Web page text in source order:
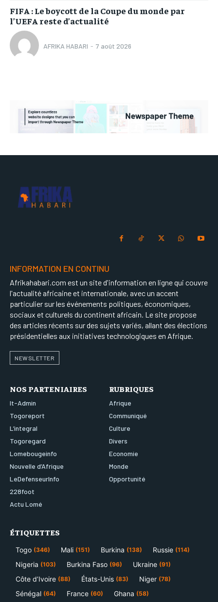
FIFA : Le boycott de la Coupe du monde par
l’UEFA reste d’actualité
AFRIKA HABARI - 7 août 2026
INFORMATION EN CONTINU
Afrikahabari.com est un site d'information en ligne qui couvre
l'actualité africaine et internationale, avec un accent
particulier sur les événements politiques, économiques,
sociaux et culturels du continent africain. Le site propose
des articles récents sur des sujets variés, allant des élections
présidentielles aux initiatives technologiques en Afrique.
NEWSLETTER
NOS PARTENIAIRES
It-Admin
Togoreport
L’integral
Togoregard
Lomebougeinfo
Nouvelle d’Afrique
LeDefenseurInfo
228foot
Actu Lomé
RUBRIQUES
Afrique
Communiqué
Culture
Divers
Economie
Monde
Opportunité
ÉTIQUETTES
Togo (346) Mali (151) Burkina (138) Russie (114)
Nigeria (103) Burkina Faso (96) Ukraine (91)
Côte d’Ivoire (88) États-Unis (83) Niger (78)
Sénégal (64) France (60) Ghana (58)